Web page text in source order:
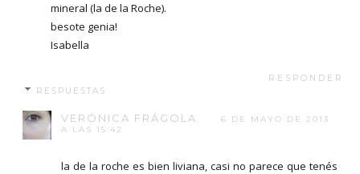
mineral (la de la Roche).
besote genia!
Isabella
RESPONDER
RESPUESTAS
VERÓNICA FRÁGOLA
6 DE MAYO DE 2013
A LAS 15:42
la de la roche es bien liviana, casi no parece que tenés